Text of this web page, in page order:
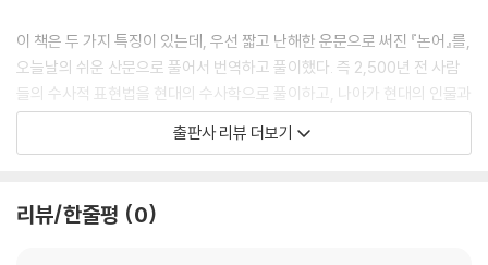
이 책은 두 가지 특징이 있는데, 우선 짧고 난해한 운문으로 써진 『논어』를,
오늘날의 쉬운 산문으로 풀어서 번역하고 풀이했다. 즉 2,500년 전 사람
들의 수사적 표현법을 현대의 수사학으로 풀이하고, 나아가 현대의 인물과
사건을 예를 들어 설명한 것이다. 이처럼 『군자 프로젝트』는 공자가 전하
는 ‘도’를 현대의 수사학으로 설명하여 오늘날의 대한민국을 이끌 리더가
가 『논어』 각 구절의 의미를 보다 명확하게 이해할 수 있도록 구성했다.
출판사 리뷰 더보기
리뷰/한줄평 0